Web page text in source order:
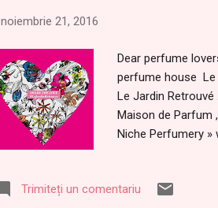
noiembrie 21, 2016
Dear perfume
perfume house Le
Le Jardin
Maison de Parfum
Niche Perfumery
my opinion, any
Trimiteți un comentariu